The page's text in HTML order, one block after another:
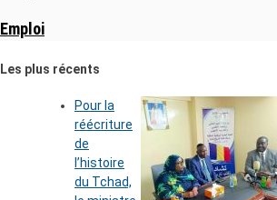
Emploi
Les plus récents
Pour la
réécriture
de
l’histoire
du Tchad,